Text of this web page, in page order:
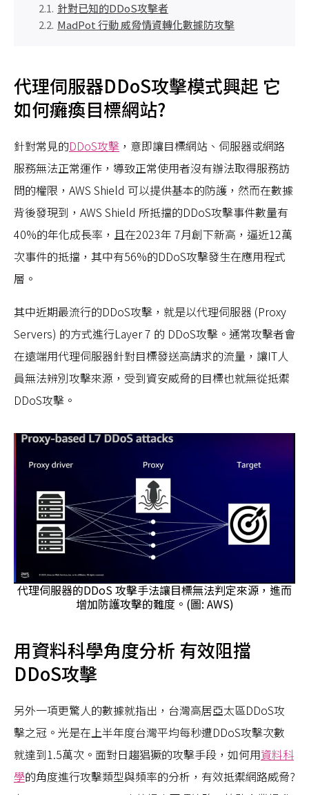
針對已知的DDoS攻擊者
MadPot 行動 威脅情資轉化數據防攻擊
代理伺服器DDoS攻擊模式興起 它
如何癱瘓目標網站?
針對常見的DDoS攻擊 ，意即讓目標網站、伺服器或網路
服務無法正常運作，導致正常使用者沒有辦法取得服務訪
問的權限，AWS Shield 可以提供基本的防護，然而在數據
背後發現到，AWS Shield 所抵擋的DDoS攻擊事件數量有
40%的年化成長率，且在2023年 7月創下新高，逼近12萬
次事件的抵擋，其中有56%的DDoS攻擊發生在應用程式
層。
其中近期最流行的DDoS攻擊，就是以代理伺服器 (Proxy
Servers) 的方式進行Layer 7 的 DDoS攻擊。通常攻擊者會
在遠端用代理伺服器針對目標發送高請求的流量，讓IT人
員無法辨別攻擊來源，受到資安威脅的目標也就無從抵禦
DDoS攻擊。
代理伺服器的DDoS 攻擊手法讓目標無法判定來源，進而
增加防護攻擊的難度。(圖: AWS)
用資料科學角度分析 有效阻擋
DDoS攻擊
另外一項更驚人的數據就指出，台灣高居亞太區DDoS攻
擊之冠。光是在上半年度台灣平均每秒遭DDoS攻擊次數
就達到1.5萬次。面對日趨猖獗的攻擊手段，如何用資料科
學的角度進行攻擊類型與頻率的分析，有效抵禦網路威脅?